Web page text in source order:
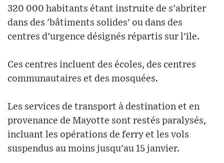
320 000 habitants étant instruite de s'abriter
dans des 'bâtiments solides' ou dans des
centres d'urgence désignés répartis sur l'île.
Ces centres incluent des écoles, des centres
communautaires et des mosquées.
Les services de transport à destination et en
provenance de Mayotte sont restés paralysés,
incluant les opérations de ferry et les vols
suspendus au moins jusqu'au 15 janvier.